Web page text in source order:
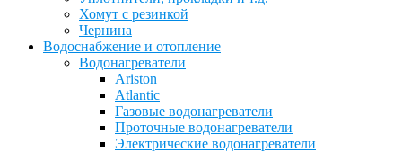
Хомут с резинкой
Чернина
Водоснабжение и отопление
Водонагреватели
Ariston
Atlantic
Газовые водонагреватели
Проточные водонагреватели
Электрические водонагреватели